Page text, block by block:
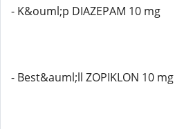
- K&ouml;p DIAZEPAM 10 mg
- Best&auml;ll ZOPIKLON 10 mg